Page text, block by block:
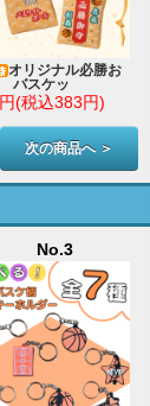
オリジナル必勝お
バスケッ
(税込383円)
次の商品へ ＞
No.3